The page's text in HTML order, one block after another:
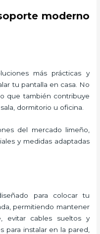
moderno
más prácticas y
tu pantalla en casa. No
que también contribuye
dormitorio u oficina.
del mercado limeño,
y medidas adaptadas
para colocar tu
permitiendo mantener
evitar cables sueltos y
para instalar en la pared,